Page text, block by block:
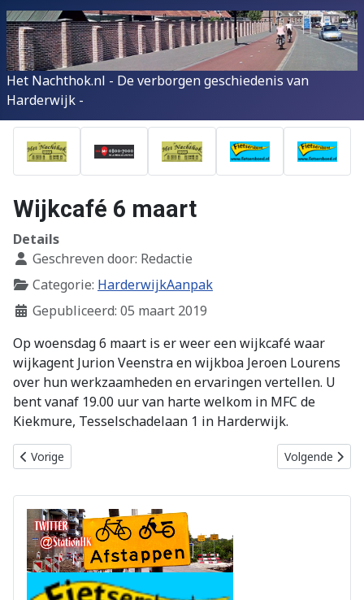
Het Nachthok.nl - De verborgen geschiedenis van
Harderwijk -
Wijkcafé 6 maart
Details
Geschreven door: Redactie
Categorie: HarderwijkAanpak
Gepubliceerd: 05 maart 2019
Op woensdag 6 maart is er weer een wijkcafé waar
wijkagent Jurion Veenstra en wijkboa Jeroen Lourens
over hun werkzaamheden en ervaringen vertellen. U
bent vanaf 19.00 uur van harte welkom in MFC de
Kiekmure, Tesselschadelaan 1 in Harderwijk.
Vorig artikel: Deel uw mening over honden in Harderwijk en
Vorige Volgende
Volgende